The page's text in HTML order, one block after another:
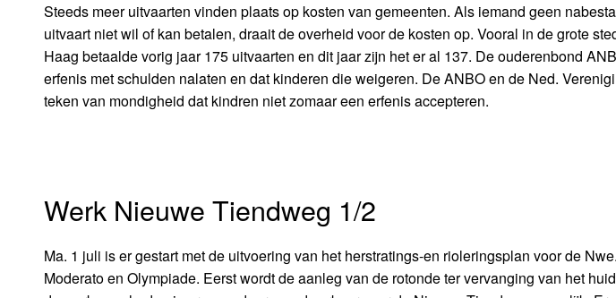
Steeds meer uitvaarten vinden plaats op kosten van gemeenten. Als iemand geen
uitvaart niet wil of kan betalen, draait de overheid voor de kosten op. Vooral in de grote
Haag betaalde vorig jaar 175 uitvaarten en dit jaar zijn het er al 137. De ouderenbond
erfenis met schulden nalaten en dat kinderen die weigeren. De ANBO en de Ned.
teken van mondigheid dat kindren niet zomaar een erfenis accepteren.
Werk Nieuwe Tiendweg 1/2
Ma. 1 juli is er gestart met de uitvoering van het herstratings-en rioleringsplan voor de
Moderato en Olympiade. Eerst wordt de aanleg van de rotonde ter vervanging van het